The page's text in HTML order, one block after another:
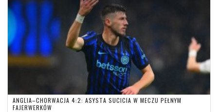
ANGLIA–CHORWACJA 4:2: ASYSTA SUCICIA W MECZU PEŁNYM
FAJERWERKÓW